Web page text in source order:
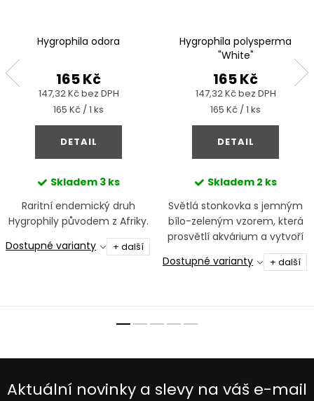
Hygrophila odora
147,32 Kč bez DPH
165 Kč
Měrná
cena:
165 Kč / 1 ks
DETAIL
Skladem 3 ks
Raritní endemický druh
Hygrophily původem z Afriky.
Dostupné varianty
+ další
Hygrophila polysperma
"White"
147,32 Kč bez DPH
165 Kč
Měrná
cena:
165 Kč / 1 ks
DETAIL
Skladem 2 ks
Světlá stonkovka s jemným
bílo-zeleným vzorem, která
prosvětlí akvárium a vytvoří
výrazný kontrast.
Dostupné varianty + další
Aktuální novinky a slevy na váš e-mail